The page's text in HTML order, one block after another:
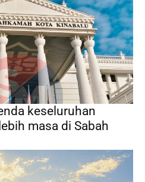
keseluruhan
masa di Sabah